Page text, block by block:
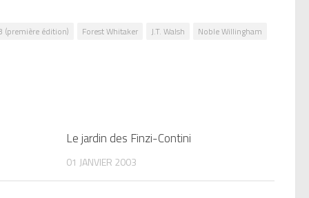
(première édition) Forest Whitaker J.T. Walsh
Noble Willingham
Le jardin des Finzi-Contini
01 JANVIER 2003